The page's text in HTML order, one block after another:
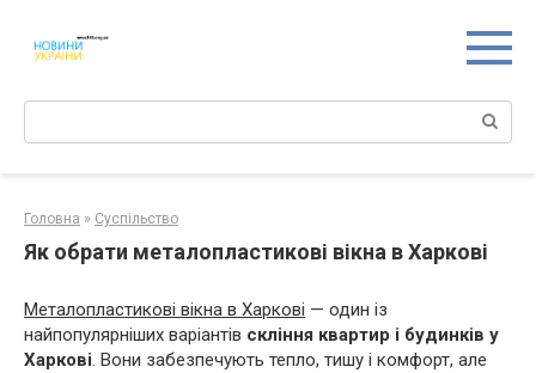
контенту
Поиск:
Головна » Суспільство
Як обрати металопластикові вікна в Харкові
Металопластикові вікна в Харкові — один із
найпопулярніших варіантів скління квартир і будинків у
Харкові. Вони забезпечують тепло, тишу і комфорт, але